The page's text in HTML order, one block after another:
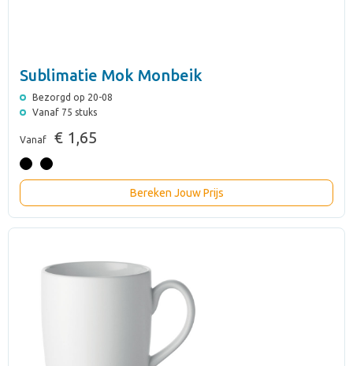
Sublimatie Mok Monbeik
Bezorgd op 20-08
Vanaf 75 stuks
Vanaf € 1,65
Bereken Jouw Prijs